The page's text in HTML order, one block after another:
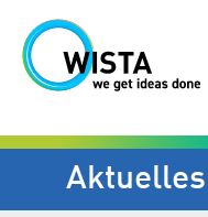
Aktuelles